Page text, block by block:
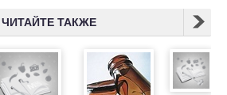
ЧИТАЙТЕ ТАКЖЕ